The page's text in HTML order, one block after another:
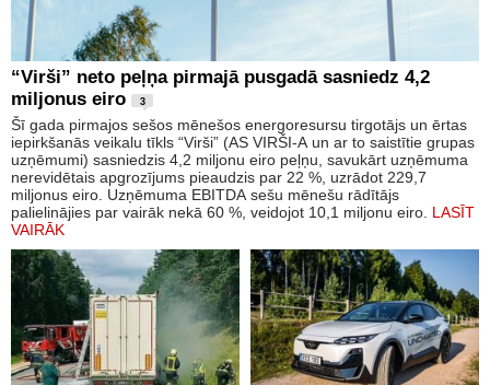
“Virši” neto peļņa pirmajā pusgadā sasniedz 4,2
miljonus eiro
3
Šī gada pirmajos sešos mēnešos energoresursu tirgotājs un ērtas
iepirkšanās veikalu tīkls “Virši” (AS VIRŠI-A un ar to saistītie grupas
uzņēmumi) sasniedzis 4,2 miljonu eiro peļņu, savukārt uzņēmuma
nerevidētais apgrozījums pieaudzis par 22 %, uzrādot 229,7
miljonus eiro. Uzņēmuma EBITDA sešu mēnešu rādītājs
palielinājies par vairāk nekā 60 %, veidojot 10,1 miljonu eiro. LASĪT
VAIRĀK